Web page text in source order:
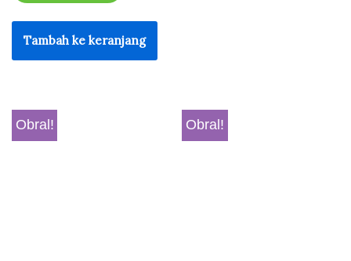
Tambah ke keranjang
Obral! Obral!